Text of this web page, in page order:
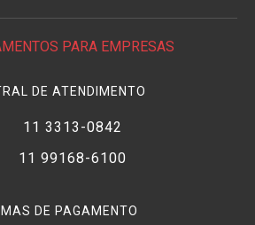
PARA EMPRESAS
DE ATENDIMENTO
11 3313-0842
11 99168-6100
DE PAGAMENTO